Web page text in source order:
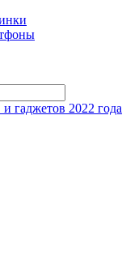
гаджетов 2022 года